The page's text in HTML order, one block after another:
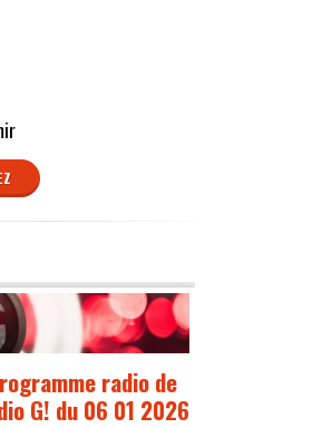
radio de
G! du 06 01 2026